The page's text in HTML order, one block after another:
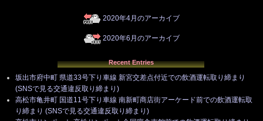
2020年4月のアーカイブ
2020年6月のアーカイブ
Recent Entries
坂出市府中町 県道33号下り車線 新宮交差点付近での飲酒運転取り締まり
(SNSで見る交通違反取り締まり)
高松市亀井町 国道11号下り車線 南新町商店街アーケード前での飲酒運転取
り締まり (SNSで見る交通違反取り締まり)